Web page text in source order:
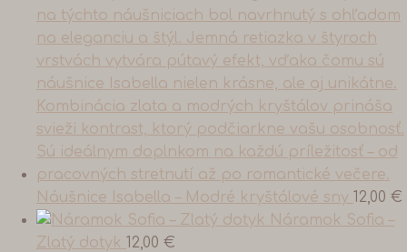
Náušnice Isabella – Modré kryštálové sny 12,00 €
Náramok Sofia –
Zlatý dotyk 12,00 €